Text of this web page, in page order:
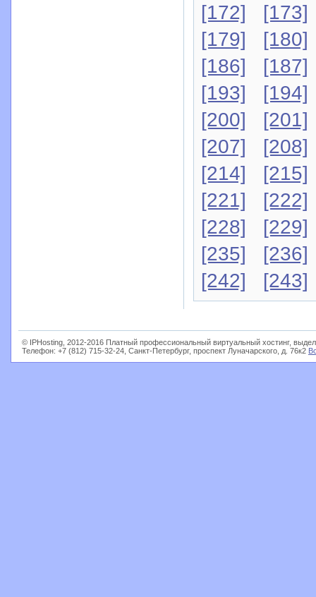
[172]
[173]
[179]
[180]
[186]
[187]
[193]
[194]
[200]
[201]
[207]
[208]
[214]
[215]
[221]
[222]
[228]
[229]
[235]
[236]
[242]
[243]
© IPHosting, 2012-2016 Платный профессиональный виртуальный хостинг,
Телефон: +7 (812) 715-32-24, Санкт-Петербург, проспект Луначарского, д. 76к2